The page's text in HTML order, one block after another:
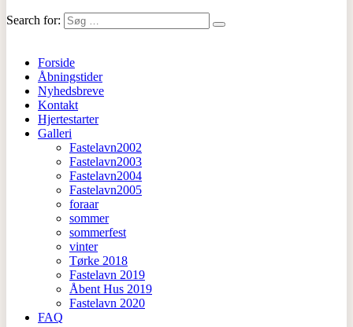
Search for:
Forside
Åbningstider
Nyhedsbreve
Kontakt
Hjertestarter
Galleri
Fastelavn2002
Fastelavn2003
Fastelavn2004
Fastelavn2005
foraar
sommer
sommerfest
vinter
Tørke 2018
Fastelavn 2019
Åbent Hus 2019
Fastelavn 2020
FAQ